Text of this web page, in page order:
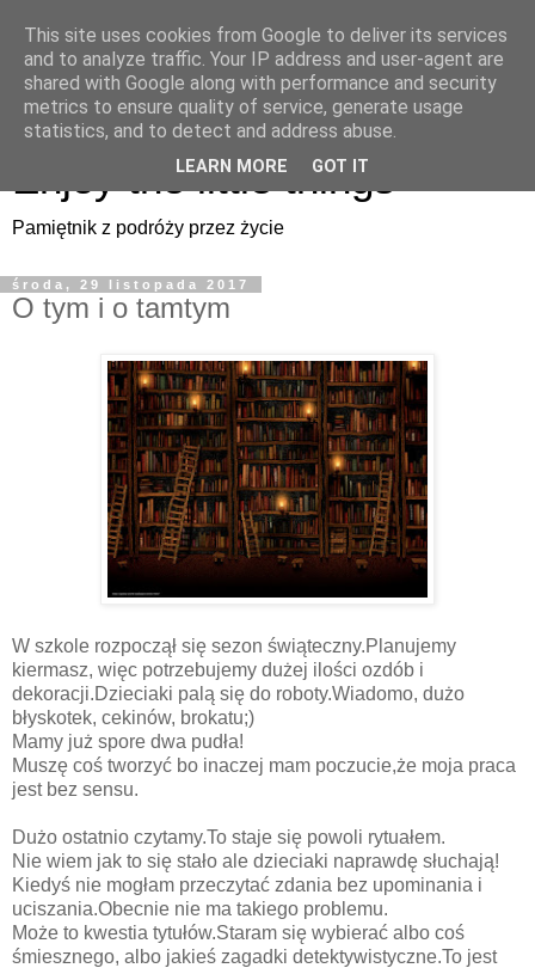
Enjoy the little things
Pamiętnik z podróży przez życie
Enjoy the little things
Pamiętnik z podróży przez życie
środa, 29 listopada 2017
O tym i o tamtym
W szkole rozpoczął się sezon świąteczny.Planujemy
kiermasz, więc potrzebujemy dużej ilości ozdób i
dekoracji.Dzieciaki palą się do roboty.Wiadomo, dużo
błyskotek, cekinów, brokatu;)
Mamy już spore dwa pudła!
Muszę coś tworzyć bo inaczej mam poczucie,że moja praca
jest bez sensu.
Dużo ostatnio czytamy.To staje się powoli rytuałem.
Nie wiem jak to się stało ale dzieciaki naprawdę słuchają!
Kiedyś nie mogłam przeczytać zdania bez upominania i
uciszania.Obecnie nie ma takiego problemu.
Może to kwestia tytułów.Staram się wybierać albo coś
śmiesznego, albo jakieś zagadki detektywistyczne.To jest
This site uses cookies from Google to deliver its services
and to analyze traffic. Your IP address and user-agent are
shared with Google along with performance and security
metrics to ensure quality of service, generate usage
statistics, and to detect and address abuse.
LEARN MORE GOT IT